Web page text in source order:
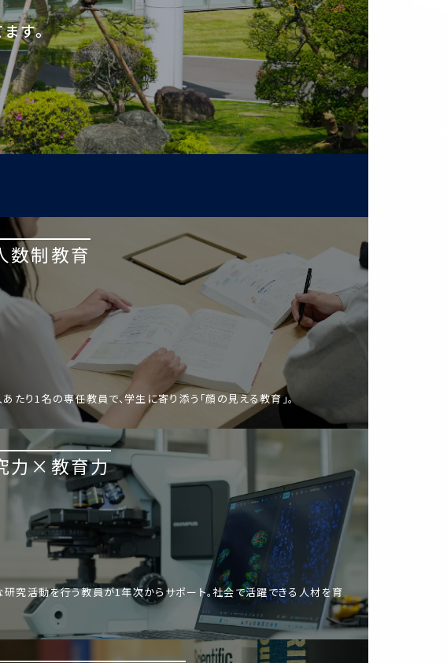
す。
数制教育
あたり1名の専任教員で、学生に寄り添う「顔の見える教育」。
力×教育力
研究活動を行う教員が1年次からサポート。社会で活躍できる人材を育